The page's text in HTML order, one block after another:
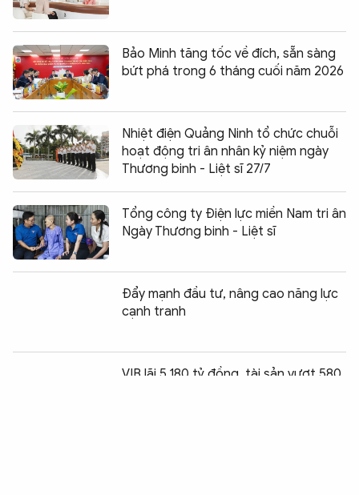
Bảo Minh tăng tốc về đích, sẵn sàng
bứt phá trong 6 tháng cuối năm 2026
Nhiệt điện Quảng Ninh tổ chức chuỗi
hoạt động tri ân nhân kỷ niệm ngày
Thương binh - Liệt sĩ 27/7
Tổng công ty Điện lực miền Nam tri ân
Ngày Thương binh - Liệt sĩ
Đẩy mạnh đầu tư, nâng cao năng lực
cạnh tranh
VIB lãi 5.180 tỷ đồng, tài sản vượt 580